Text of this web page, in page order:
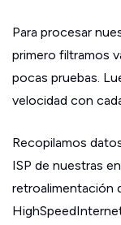
Para procesar
primero filtramos
pocas pruebas.
velocidad con
Recopilamos
ISP de nuestras
retroalimentación